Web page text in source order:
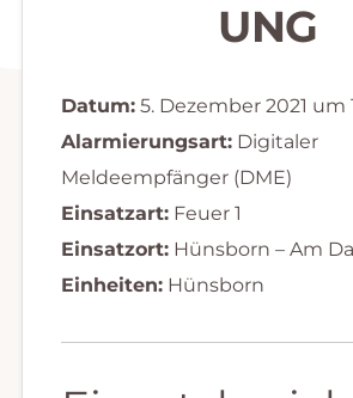
UNG
Datum:5. Dezember 2021 um
Alarmierungsart:Digitaler
Meldeempfänger (DME)
Einsatzart:Feuer 1
Einsatzort:Hünsborn – Am
Einheiten:Hünsborn